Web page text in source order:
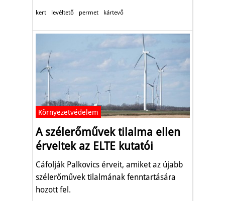
kert levéltető permet kártevő
Környezetvédelem
A szélerőművek tilalma ellen
érveltek az ELTE kutatói
Cáfolják Palkovics érveit, amiket az újabb
szélerőművek tilalmának fenntartására
hozott fel.